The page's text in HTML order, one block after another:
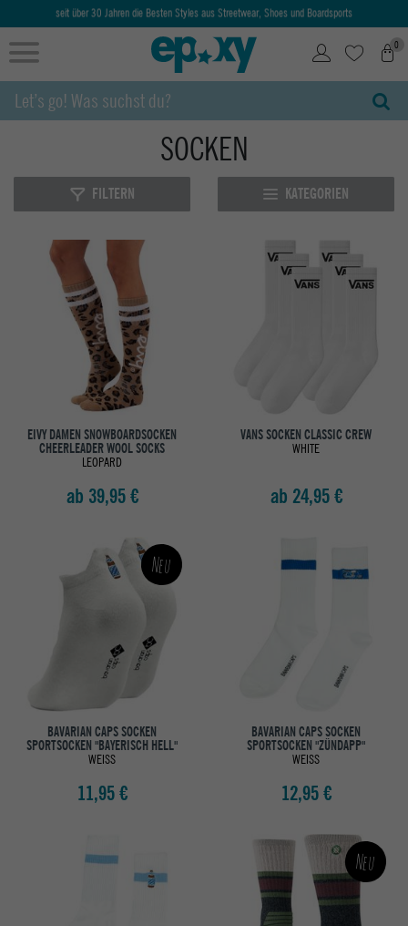
Ab 50€ kostenlose Lieferung & Retoure
0
SOCKEN
FILTERN KATEGORIEN
EIVY DAMEN SNOWBOARDSOCKEN
CHEERLEADER WOOL SOCKS
LEOPARD
ab 39,95 €
VANS SOCKEN CLASSIC CREW
WHITE
ab 24,95 €
Neu
BAVARIAN CAPS SOCKEN
SPORTSOCKEN "BAYERISCH HELL"
WEISS
11,95 €
BAVARIAN CAPS SOCKEN
SPORTSOCKEN "ZÜNDAPP"
WEISS
12,95 €
Neu